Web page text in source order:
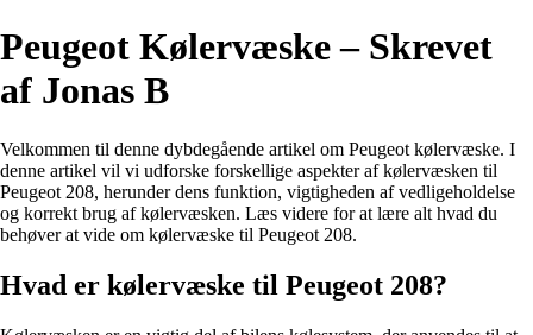
Peugeot Kølervæske – Skrevet
af Jonas B
Velkommen til denne dybdegående artikel om Peugeot kølervæske. I
denne artikel vil vi udforske forskellige aspekter af kølervæsken til
Peugeot 208, herunder dens funktion, vigtigheden af ​​vedligeholdelse
og korrekt brug af kølervæsken. Læs videre for at lære alt hvad du
behøver at vide om kølervæske til Peugeot 208.
Hvad er kølervæske til Peugeot 208?